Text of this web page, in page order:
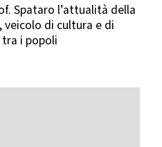
Spataro l’attualità della
di cultura e di
i popoli